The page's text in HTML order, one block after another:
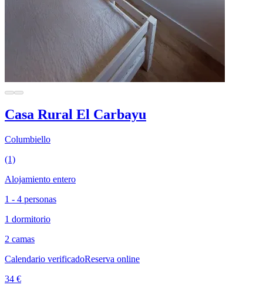
Casa Rural El Carbayu
Columbiello
(1)
Alojamiento entero
1 - 4 personas
1 dormitorio
2 camas
Calendario verificadoReserva online
34 €